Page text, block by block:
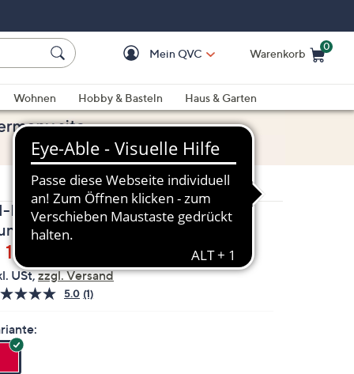
Mein QVC Warenkorb
0
Wohnen Hobby & Basteln
Haus & Garten
PRINT Shirt 1/2-Arm
bedruckt
USt,zzgl. Versand
5.0 Bewertung
(1)